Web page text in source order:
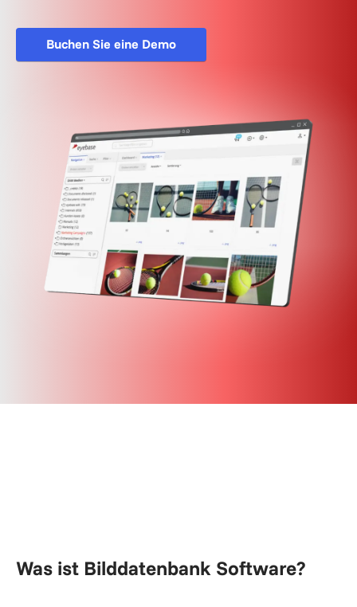
Buchen Sie eine Demo
Was ist Bilddatenbank Software?